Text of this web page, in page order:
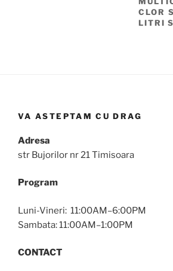
CLOR
LITRI
VA ASTEPTAM CU DRAG
Adresa
str Bujorilor nr 21 Timisoara
Program
Luni-Vineri: 11:00AM–6:00PM
Sambata: 11:00AM–1:00PM
CONTACT